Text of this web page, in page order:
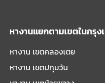
หางานแยกตามเขตในกรุ
หางาน เขตคลองเตย
หางาน เขตปทุมวัน